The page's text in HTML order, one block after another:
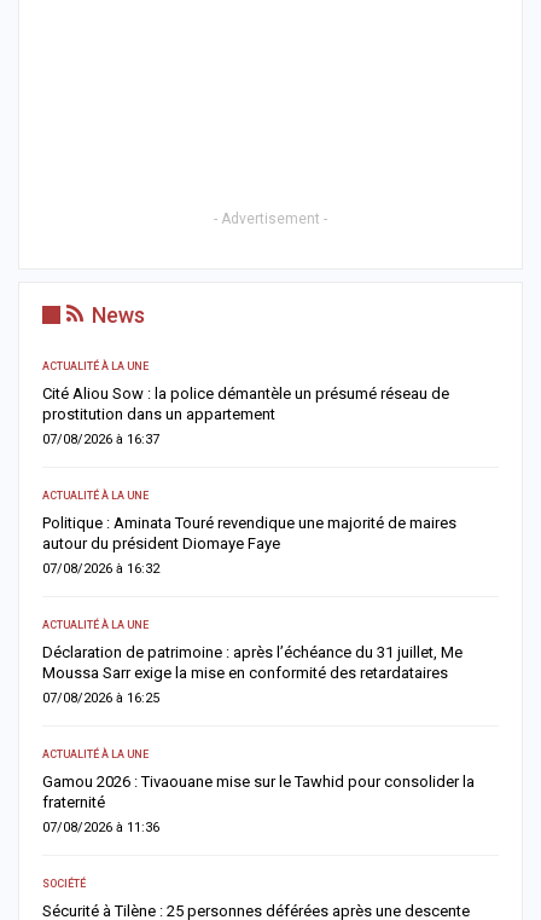
- Advertisement -
News
ACTUALITÉ À LA UNE
Cité Aliou Sow : la police démantèle un présumé réseau de
prostitution dans un appartement
07/08/2026 à 16:37
ACTUALITÉ À LA UNE
Politique : Aminata Touré revendique une majorité de maires
autour du président Diomaye Faye
07/08/2026 à 16:32
ACTUALITÉ À LA UNE
Déclaration de patrimoine : après l’échéance du 31 juillet, Me
Moussa Sarr exige la mise en conformité des retardataires
07/08/2026 à 16:25
ACTUALITÉ À LA UNE
Gamou 2026 : Tivaouane mise sur le Tawhid pour consolider la
fraternité
07/08/2026 à 11:36
SOCIÉTÉ
Sécurité à Tilène : 25 personnes déférées après une descente